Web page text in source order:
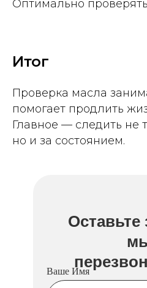
Оптимально
Итог
Проверка масла
помогает продлить
Главное — следить не
но и за состоянием.
Оставьте
Ваше Имя